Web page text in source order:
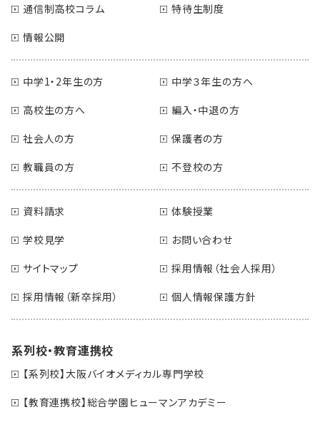
通信制高校コラム
特待生制度
情報公開
中学1・2年生の方
中学３年生の方へ
高校生の方へ
編入・中退の方
社会人の方
保護者の方
教職員の方
不登校の方
資料請求
体験授業
学校見学
お問い合わせ
サイトマップ
採用情報（社会人採用）
採用情報（新卒採用）
個人情報保護方針
系列校・教育連携校
【系列校】大阪バイオメディカル専門学校
【教育連携校】総合学園ヒューマンアカデミー